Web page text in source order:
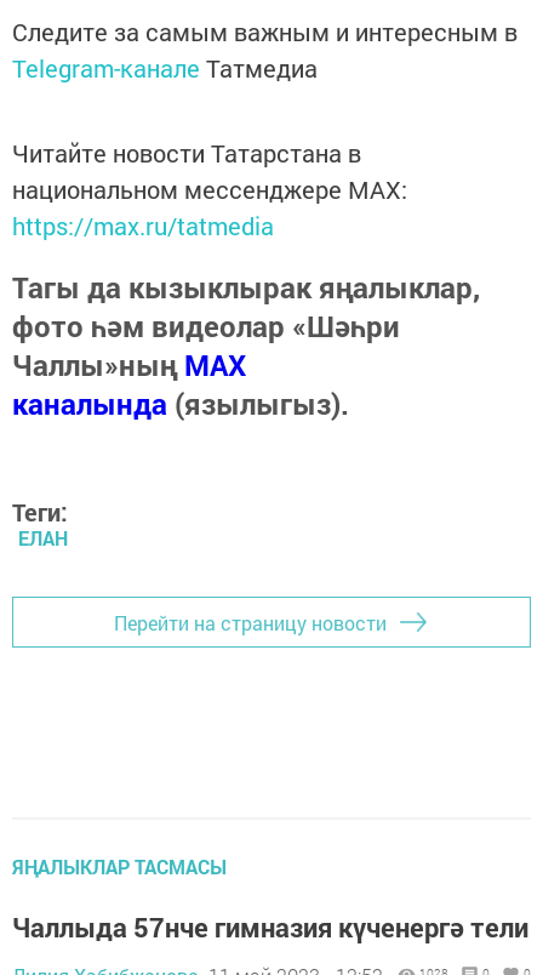
Следите за самым важным и интересным в
Telegram-канале Татмедиа
Читайте новости Татарстана в
национальном мессенджере MАХ:
https://max.ru/tatmedia
Тагы да кызыклырак яңалыклар,
фото һәм видеолар «Шәһри
Чаллы»ныңMAX
каналында (язылыгыз).
Теги:
ЕЛАН
Перейти на страницу новости
ЯҢАЛЫКЛАР ТАСМАСЫ
Чаллыда 57нче гимназия күченергә тели